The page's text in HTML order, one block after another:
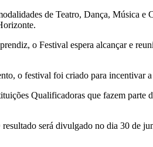
de Teatro, Dança, Música
o Festival espera alcançar e
o festival foi criado para incentivar
Qualificadoras que fazem
será divulgado no dia 30 de